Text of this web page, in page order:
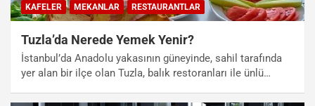
KAFELER MEKANLAR RESTAURANTLAR
Tuzla’da Nerede Yemek Yenir?
İstanbul’da Anadolu yakasının güneyinde, sahil tarafında
yer alan bir ilçe olan Tuzla, balık restoranları ile ünlü…